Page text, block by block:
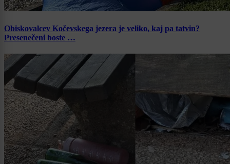
Obiskovalcev Kočevskega jezera je veliko, kaj pa tatvin?
Presenečeni boste …